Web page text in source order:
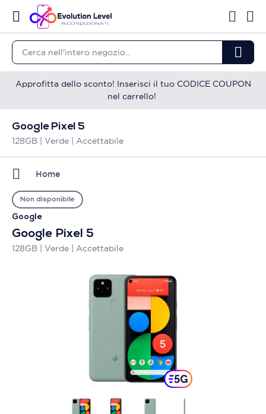
Approfitta dello sconto! Inserisci il tuo CODICE COUPON
nel carrello!
Google Pixel 5
128GB | Verde | Accettabile
Home
Google
Google Pixel 5
128GB | Verde | Accettabile
Non disponibile